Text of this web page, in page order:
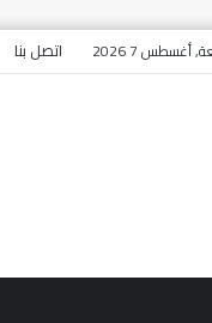
أغسطس 7 2026 اتصل بنا